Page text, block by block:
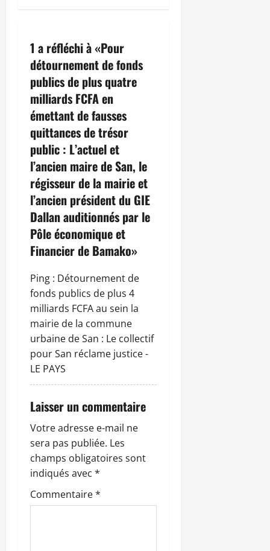
o
n
d
’
a
r
t
i
c
l
e
1 a réfléchi à «Pour
détournement de fonds
publics de plus quatre
milliards FCFA en
émettant de fausses
quittances de trésor
public : L’actuel et
l’ancien maire de San, le
régisseur de la mairie et
l’ancien président du GIE
Dallan auditionnés par le
Pôle économique et
Financier de Bamako»
Ping : Détournement de
fonds publics de plus 4
milliards FCFA au sein la
mairie de la commune
urbaine de San : Le collectif
pour San réclame justice -
LE PAYS
Laisser un commentaire
Votre adresse e-mail ne
sera pas publiée. Les
champs obligatoires sont
indiqués avec *
Commentaire*